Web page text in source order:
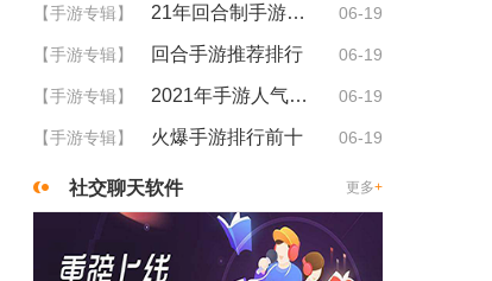
【手游专辑】 21年回合制手游排行 06-19
【手游专辑】 回合手游推荐排行 06-19
【手游专辑】 2021年手游人气排行 06-19
【手游专辑】 火爆手游排行前十 06-19
社交聊天软件 更多+